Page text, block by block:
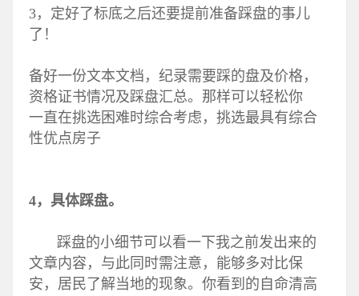
3，定好了标底之后还要提前准备踩盘的事儿
了！
备好一份文本文档，纪录需要踩的盘及价格，
资格证书情况及踩盘汇总。那样可以轻松你
一直在挑选困难时综合考虑，挑选最具有综合
性优点房子
4，具体踩盘。
踩盘的小细节可以看一下我之前发出来的
文章内容，与此同时需注意，能够多对比保
安，居民了解当地的现象。你看到的自命清高